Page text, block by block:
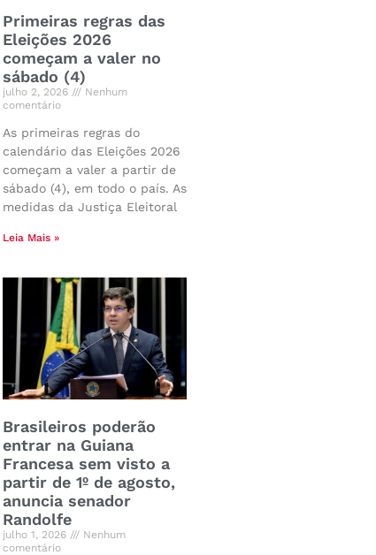
Primeiras regras das
Eleições 2026
começam a valer no
sábado (4)
julho 2, 2026
Nenhum
comentário
As primeiras regras do
calendário das Eleições 2026
começam a valer a partir de
sábado (4), em todo o país. As
medidas da Justiça Eleitoral
Leia Mais »
Brasileiros poderão
entrar na Guiana
Francesa sem visto a
partir de 1º de agosto,
anuncia senador
Randolfe
julho 1, 2026
Nenhum
comentário